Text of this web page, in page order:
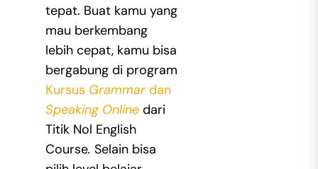
tepat. Buat kamu yang
mau berkembang
lebih cepat, kamu bisa
bergabung di program
Kursus Grammardan
Speaking Onlinedari
Titik Nol English
Course. Selain bisa